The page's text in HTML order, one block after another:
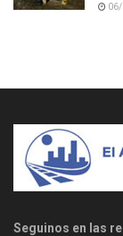
Seguinos en las